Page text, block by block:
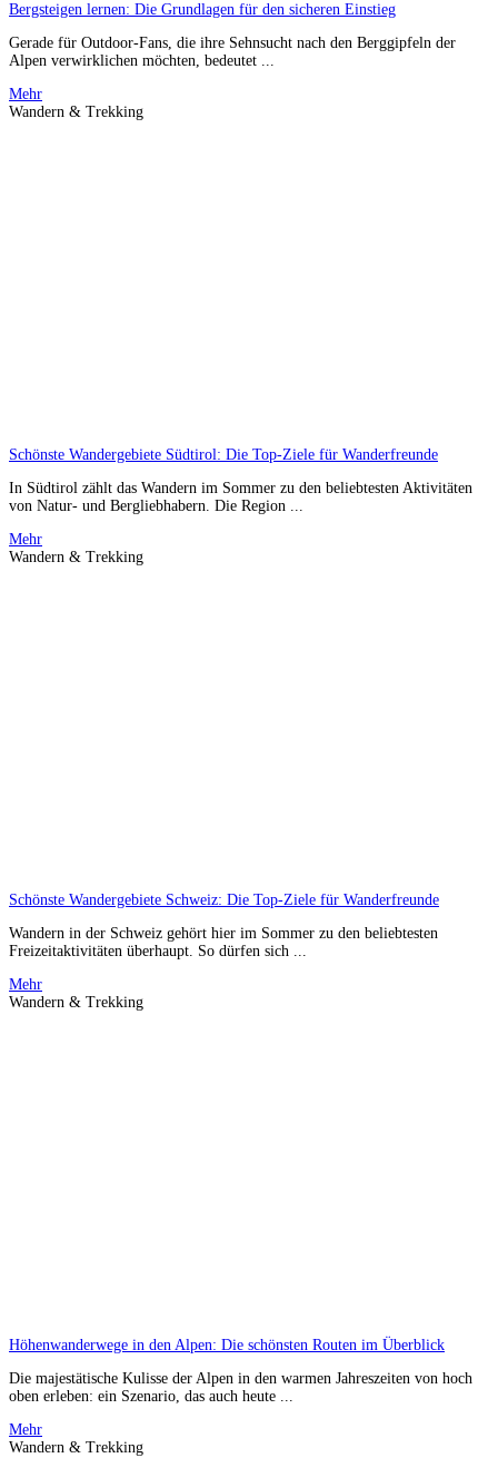
Bergsteigen lernen: Die Grundlagen für den sicheren Einstieg
Gerade für Outdoor-Fans, die ihre Sehnsucht nach den Berggipfeln der
Alpen verwirklichen möchten, bedeutet ...
Mehr
Wandern & Trekking
Schönste Wandergebiete Südtirol: Die Top-Ziele für Wanderfreunde
In Südtirol zählt das Wandern im Sommer zu den beliebtesten Aktivitäten
von Natur- und Bergliebhabern. Die Region ...
Mehr
Wandern & Trekking
Schönste Wandergebiete Schweiz: Die Top-Ziele für Wanderfreunde
Wandern in der Schweiz gehört hier im Sommer zu den beliebtesten
Freizeitaktivitäten überhaupt. So dürfen sich ...
Mehr
Wandern & Trekking
Höhenwanderwege in den Alpen: Die schönsten Routen im Überblick
Die majestätische Kulisse der Alpen in den warmen Jahreszeiten von hoch
oben erleben: ein Szenario, das auch heute ...
Mehr
Wandern & Trekking